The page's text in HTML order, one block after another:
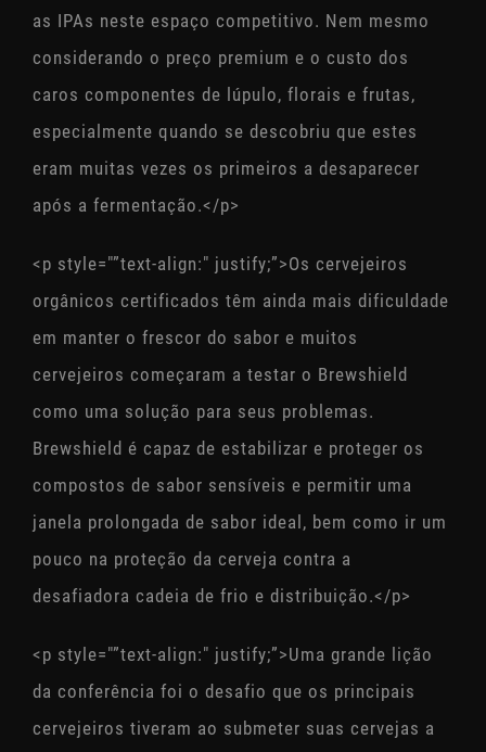
as IPAs neste espaço competitivo. Nem mesmo
considerando o preço premium e o custo dos
caros componentes de lúpulo, florais e frutas,
especialmente quando se descobriu que estes
eram muitas vezes os primeiros a desaparecer
após a fermentação.</p>
<p style="”text-align:" justify;”>Os cervejeiros
orgânicos certificados têm ainda mais dificuldade
em manter o frescor do sabor e muitos
cervejeiros começaram a testar o Brewshield
como uma solução para seus problemas.
Brewshield é capaz de estabilizar e proteger os
compostos de sabor sensíveis e permitir uma
janela prolongada de sabor ideal, bem como ir um
pouco na proteção da cerveja contra a
desafiadora cadeia de frio e distribuição.</p>
<p style="”text-align:" justify;”>Uma grande lição
da conferência foi o desafio que os principais
cervejeiros tiveram ao submeter suas cervejas a